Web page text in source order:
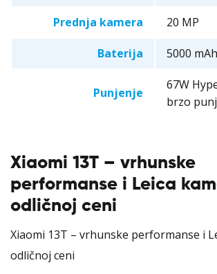
Prednja kamera 20 MP
Baterija 5000 mAh
Punjenje
67W
brzo
Xiaomi 13T – vrhunske
performanse i Leica
odličnoj ceni
Xiaomi 13T – vrhunske performanse i
odličnoj ceni